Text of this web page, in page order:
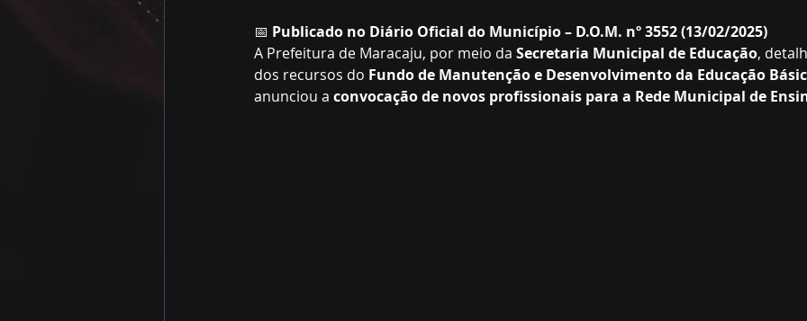
📅 Publicado no Diário Oficial do Município – D.O.M. nº 3552 (13/02/2025)
A Prefeitura de Maracaju, por meio da Secretaria Municipal de Educação,
dos recursos do Fundo de Manutenção e Desenvolvimento da Educação
anunciou a convocação de novos profissionais para a Rede Municipal de